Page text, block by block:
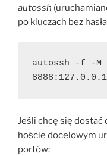
autossh
po kluczach bez
autossh -f -M
Jeśli chcę się dostać
hoście docelowym
portów: